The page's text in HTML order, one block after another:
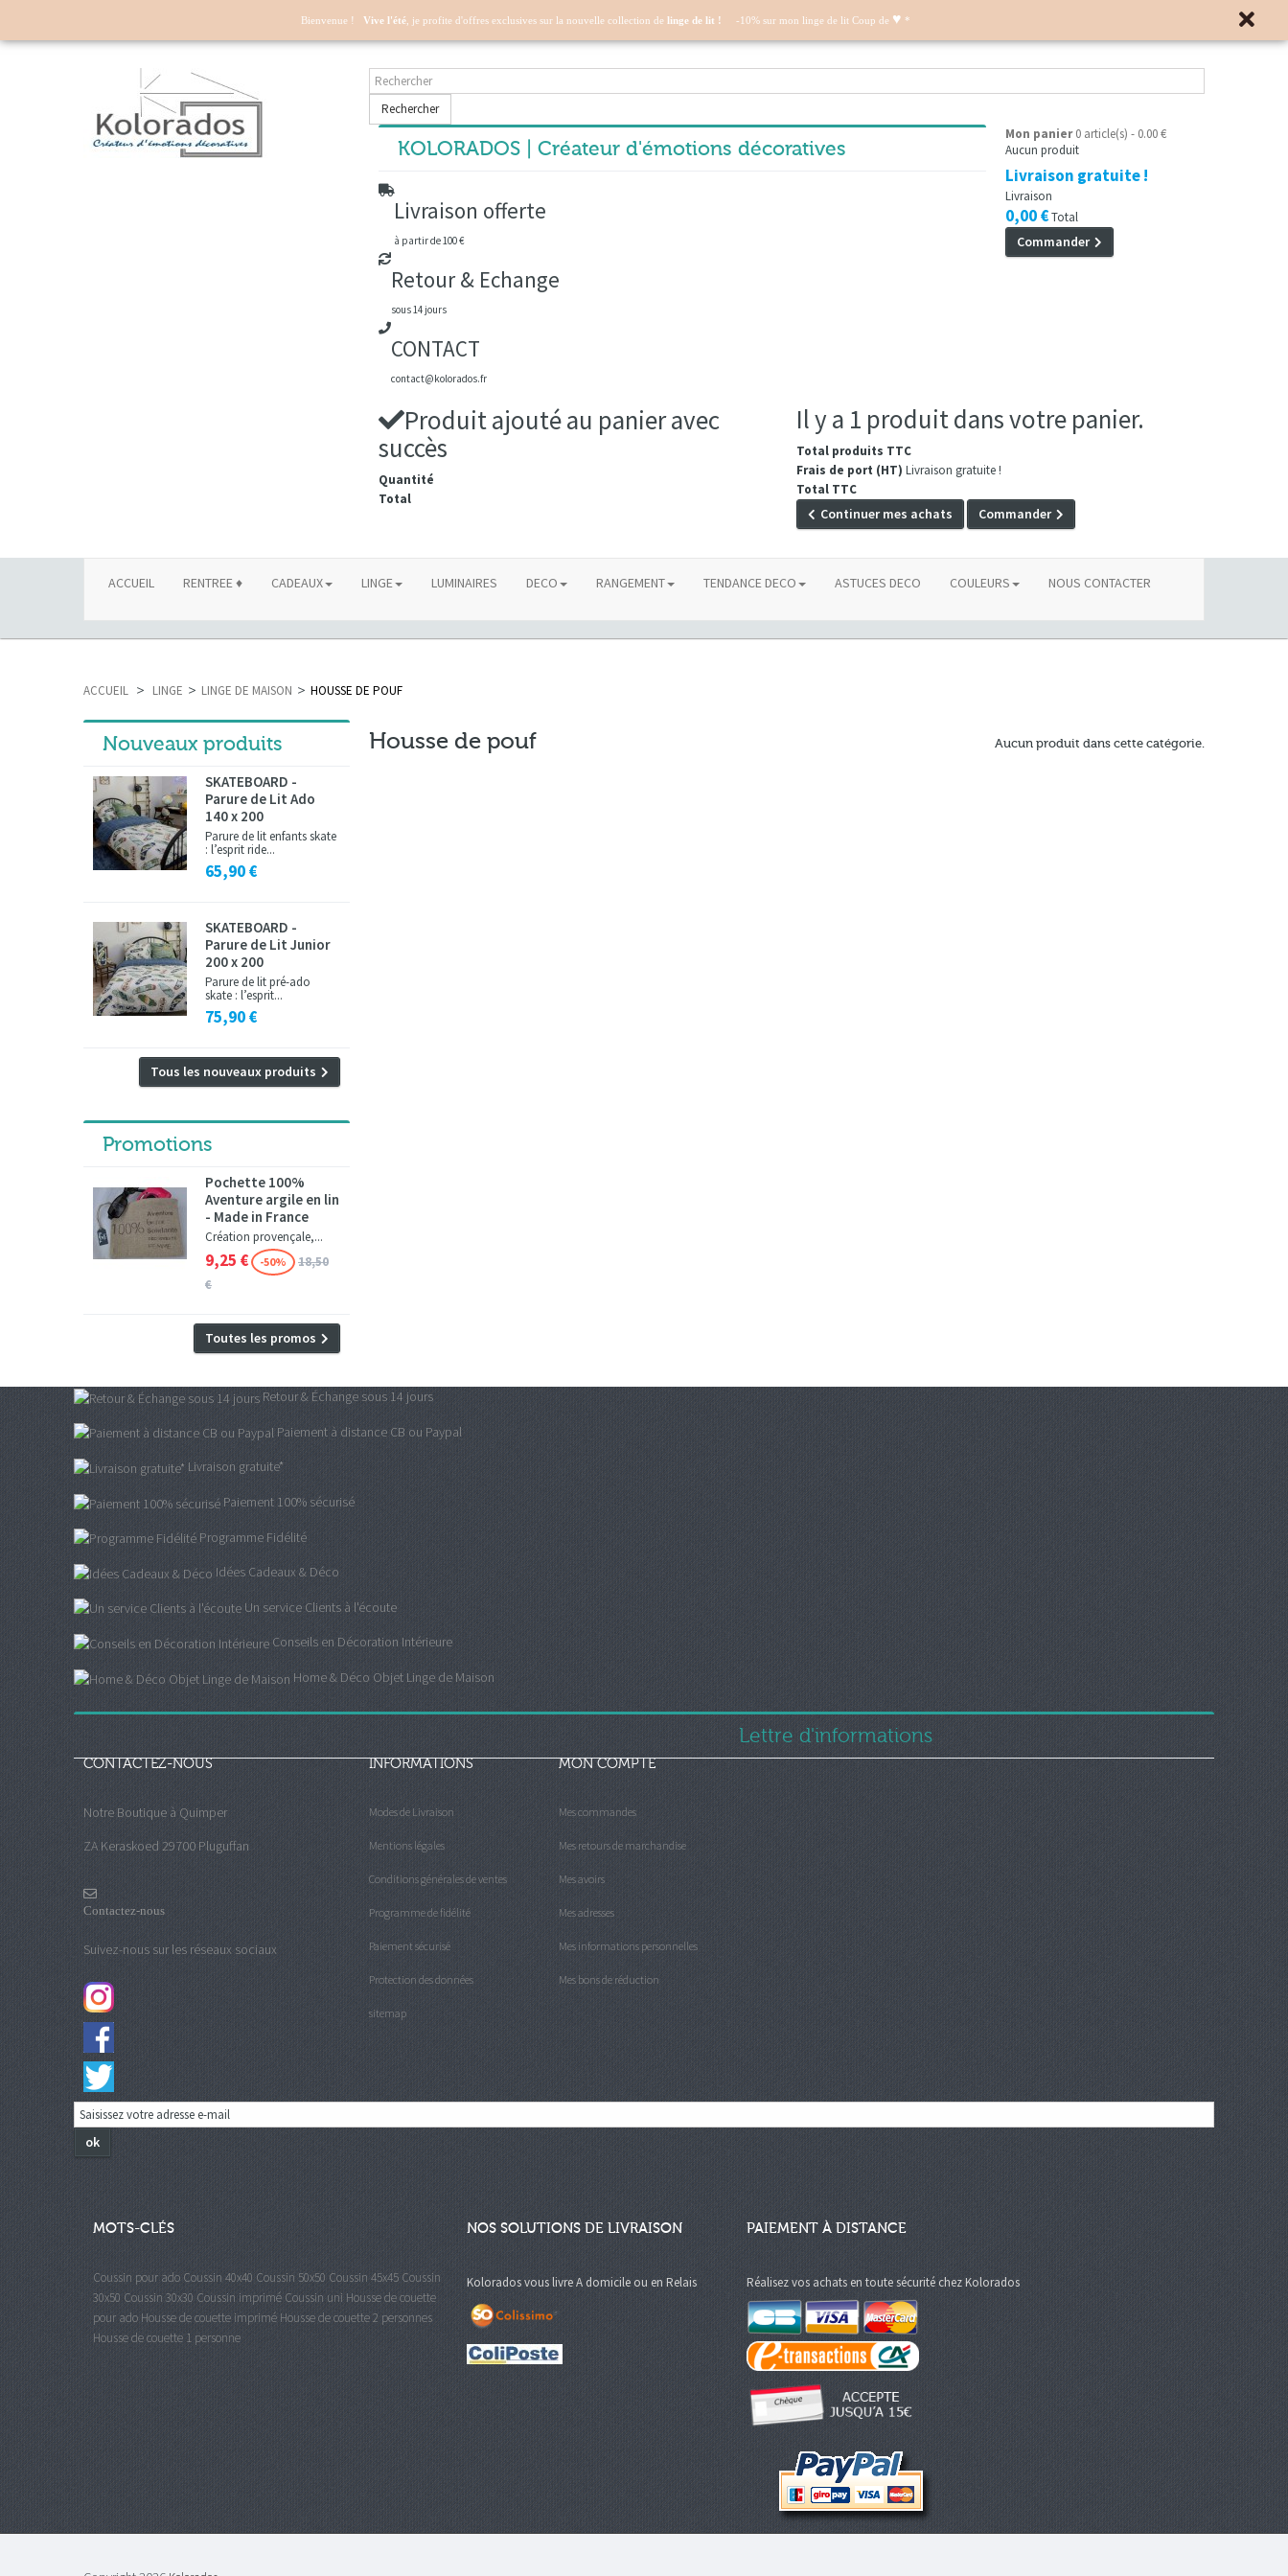
Rechercher
KOLORADOS | Créateur d'émotions décoratives
Livraison offerte
à partir de 100 €
Retour & Echange
sous 14 jours
CONTACT
contact@kolorados.fr
Mon panier 0 article(s) - 0.00 €
Aucun produit
Livraison gratuite !
Livraison
0,00 €Total
Commander
Produit ajouté au panier avec
succès
Quantité
Total
Il y a 1 produit dans votre panier.
Total produits TTC
Frais de port (HT) Livraison gratuite !
Total TTC
Continuer mes achats Commander
ACCUEIL RENTREE ♦ CADEAUX LINGE LUMINAIRES DECO RANGEMENT TENDANCE DECO ASTUCES DECO COULEURS NOUS CONTACTER
ACCUEIL > LINGE > LINGE DE MAISON > HOUSSE DE POUF
Nouveaux produits
SKATEBOARD -
Parure de Lit Ado
140 x 200
Parure de lit enfants skate
: l’esprit ride...
65,90 €
SKATEBOARD -
Parure de Lit Junior
200 x 200
Parure de lit pré-ado
skate : l’esprit...
75,90 €
Tous les nouveaux produits
Promotions
Pochette 100%
Aventure argile en lin
- Made in France
Création provençale,...
9,25 € -50%
18,50
€
Toutes les promos
Housse de pouf Aucun produit dans cette catégorie.
Retour & Échange sous 14 jours
Paiement à distance CB ou Paypal
Livraison gratuite*
Paiement 100% sécurisé
Programme Fidélité
Idées Cadeaux & Déco
Un service Clients à l'écoute
Conseils en Décoration Intérieure
Home & Déco Objet Linge de Maison
CONTACTEZ-NOUS
Notre Boutique à Quimper
ZA Keraskoed 29700 Pluguffan
Contactez-nous
Suivez-nous sur les réseaux sociaux
INFORMATIONS
Modes de Livraison
Mentions légales
Conditions générales de ventes
Programme de fidélité
Paiement sécurisé
Protection des données
sitemap
MON COMPTE
Mes commandes
Mes retours de marchandise
Mes avoirs
Mes adresses
Mes informations personnelles
Mes bons de réduction
Bienvenue ! Vive l'été , je profite d'offres exclusives sur la nouvelle collection de linge de lit ! -10% sur mon linge de lit Coup de ♥ *
Lettre d'informations
ok
MOTS-CLÉS
Coussin pour adoCoussin 40x40 Coussin 50x50 Coussin 45x45Coussin
30x50 Coussin 30x30 Coussin impriméCoussin uni Housse de couette
pour adoHousse de couette imprimé Housse de couette 2 personnes
Housse de couette 1 personne
NOS SOLUTIONS DE LIVRAISON
Kolorados vous livre A domicile ou en Relais
PAIEMENT À DISTANCE
Réalisez vos achats en toute sécurité chez Kolorados